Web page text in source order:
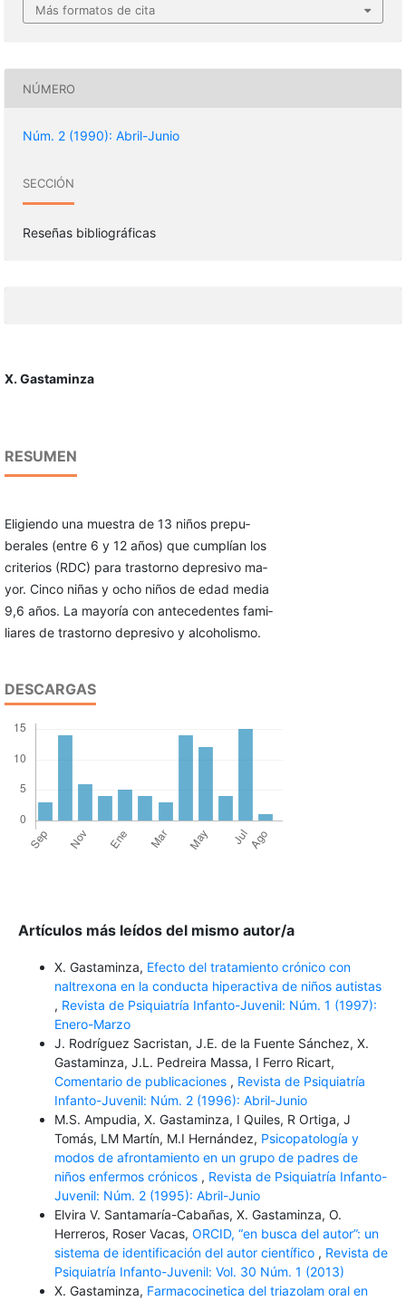
Más formatos de cita
NÚMERO
Núm. 2 (1990): Abril-Junio
SECCIÓN
Reseñas bibliográficas
X. Gastaminza
RESUMEN
Eligiendo una muestra de 13 niños prepu­
berales (entre 6 y 12 años) que cumplían los
criterios (RDC) para trastorno depresivo ma­
yor. Cinco niñas y ocho niños de edad media
9,6 años. La mayoría con antecedentes fami­
liares de trastorno depresivo y alcoholismo.
DESCARGAS
Artículos más leídos del mismo autor/a
X. Gastaminza, Efecto del tratamiento crónico con
naltrexona en la conducta hiperactiva de niños autistas
, Revista de Psiquiatría Infanto-Juvenil: Núm. 1 (1997):
Enero-Marzo
J. Rodríguez Sacristan, J.E. de la Fuente Sánchez, X.
Gastaminza, J.L. Pedreira Massa, I Ferro Ricart,
Comentario de publicaciones , Revista de Psiquiatría
Infanto-Juvenil: Núm. 2 (1996): Abril-Junio
M.S. Ampudia, X. Gastaminza, I Quiles, R Ortiga, J
Tomás, LM Martín, M.I Hernández, Psicopatología y
modos de afrontamiento en un grupo de padres de
niños enfermos crónicos , Revista de Psiquiatría Infanto-
Juvenil: Núm. 2 (1995): Abril-Junio
Elvira V. Santamaría-Cabañas, X. Gastaminza, O.
Herreros, Roser Vacas, ORCID, “en busca del autor”: un
sistema de identificación del autor científico , Revista de
Psiquiatría Infanto-Juvenil: Vol. 30 Núm. 1 (2013)
X. Gastaminza, Farmacocinetica del triazolam oral en